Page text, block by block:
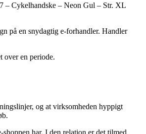
– Cykelhandske – Neon Gul – Str. XL
på en snydagtig e-forhandler. Handler
over en periode.
og at virksomheden hyppigt
har. I den relation er det tilmed